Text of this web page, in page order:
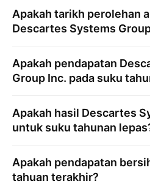
Apakah tarikh perolehan
Descartes Systems
Apakah pendapatan
Group Inc. pada suku
Apakah hasil Descartes
untuk suku tahunan
Apakah pendapatan
tahuan terakhir?